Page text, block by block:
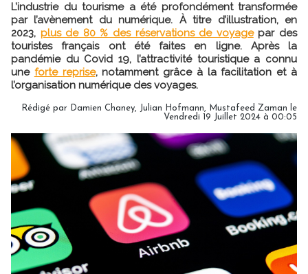
L’industrie du tourisme a été profondément transformée
par l’avènement du numérique. À titre d’illustration, en
2023, plus de 80 % des réservations de voyagepar des
touristes français ont été faites en ligne. Après la
pandémie du Covid 19, l’attractivité touristique a connu
une forte reprise, notamment grâce à la facilitation et à
l’organisation numérique des voyages.
Rédigé par Damien Chaney, Julian Hofmann, Mustafeed Zaman le
Vendredi 19 Juillet 2024 à 00:05